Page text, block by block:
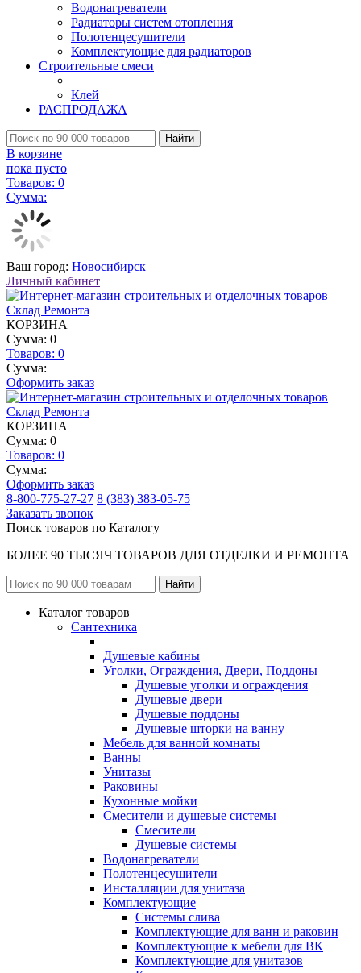
Водонагреватели
Радиаторы систем отопления
Полотенцесушители
Комплектующие для радиаторов
Строительные смеси
Клей
РАСПРОДАЖА
Найти
В корзине
пока пусто
Товаров: 0
Сумма:
Ваш город: Новосибирск
Личный кабинет
КОРЗИНА
Сумма: 0
Товаров: 0
Сумма:
Оформить заказ
КОРЗИНА
Сумма: 0
Товаров: 0
Сумма:
Оформить заказ
8-800-775-27-27 8 (383) 383-05-75
Заказать звонок
Поиск товаров по Каталогу
БОЛЕЕ 90 ТЫСЯЧ ТОВАРОВ ДЛЯ ОТДЕЛКИ И РЕМОНТА
Каталог товаров
Сантехника
Душевые кабины
Уголки, Ограждения, Двери, Поддоны
Душевые уголки и ограждения
Душевые двери
Душевые поддоны
Душевые шторки на ванну
Мебель для ванной комнаты
Ванны
Унитазы
Раковины
Кухонные мойки
Смесители и душевые системы
Смесители
Душевые системы
Водонагреватели
Полотенцесушители
Инсталляции для унитаза
Комплектующие
Системы слива
Комплектующие для ванн и раковин
Комплектующие к мебели для ВК
Комплектующие для унитазов